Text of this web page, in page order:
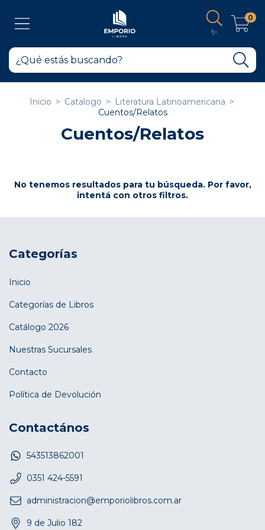
✨
0
Inicio > Catalogo > Literatura Latinoamericana >
Cuentos/Relatos
Cuentos/Relatos
No tenemos resultados para tu búsqueda. Por favor,
intentá con otros filtros.
Categorías
Inicio
Categorías de Libros
Catálogo 2026
Nuestras Sucursales
Contacto
Política de Devolución
Contactános
543513862001
0351 424-5591
administracion@emporiolibros.com.ar
9 de Julio 182